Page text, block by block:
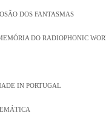
DOS FANTASMAS
DO RADIOPHONIC
IN PORTUGAL